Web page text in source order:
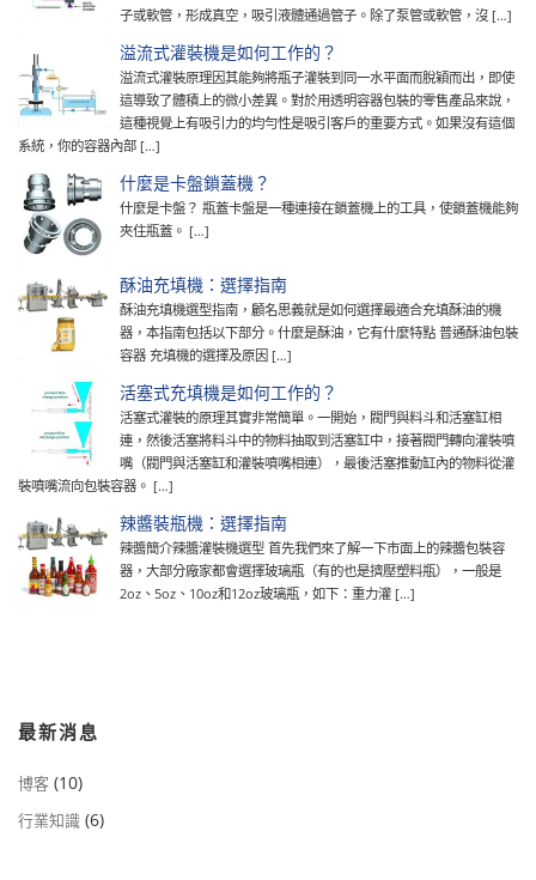
子或軟管，形成真空，吸引液體通過管子。除了泵管或軟管，沒 […]
溢流式灌裝機是如何工作的？
溢流式灌裝原理因其能夠將瓶子灌裝到同一水平面而脫穎而出，即使
這導致了體積上的微小差異。對於用透明容器包裝的零售產品來說，
這種視覺上有吸引力的均勻性是吸引客戶的重要方式。如果沒有這個
系統，你的容器內部 […]
什麼是卡盤鎖蓋機？
什麼是卡盤？ 瓶蓋卡盤是一種連接在鎖蓋機上的工具，使鎖蓋機能夠
夾住瓶蓋。 […]
酥油充填機：選擇指南
酥油充填機選型指南，顧名思義就是如何選擇最適合充填酥油的機
器，本指南包括以下部分。什麼是酥油，它有什麼特點 普通酥油包裝
容器 充填機的選擇及原因 […]
活塞式充填機是如何工作的？
活塞式灌裝的原理其實非常簡單。一開始，閥門與料斗和活塞缸相
連，然後活塞將料斗中的物料抽取到活塞缸中，接著閥門轉向灌裝噴
嘴（閥門與活塞缸和灌裝噴嘴相連），最後活塞推動缸內的物料從灌
裝噴嘴流向包裝容器。 […]
辣醬裝瓶機：選擇指南
辣醬簡介辣醬灌裝機選型 首先我們來了解一下市面上的辣醬包裝容
器，大部分廠家都會選擇玻璃瓶（有的也是擠壓塑料瓶），一般是
2oz、5oz、10oz和12oz玻璃瓶，如下：重力灌 […]
最新消息
博客 (10)
行業知識 (6)